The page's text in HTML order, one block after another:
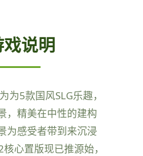
说明
为5款国风SLG乐趣，
，精美在中性的建构
为感受者带到来沉浸
心置版现已推源始，